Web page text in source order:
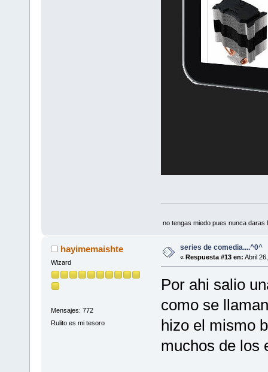
no tengas miedo pues nunca daras
hayimemaishte
Wizard
Mensajes: 772
Rulito es mi tesoro
series de comedia....^0^
« Respuesta #13 en: Abril
Por ahi salio
como se
hizo el mismo
muchos de los